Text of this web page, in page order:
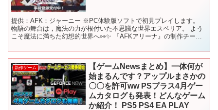
提供：AFK：ジャーニー ※PC体験版ソフトで初見プレイします。
物語の舞台は，魔法の力が根付いた不思議な世界エスペリア。 よう
こそ魔法に満ちた幻想的世界へ👀✨ 『AFKアリーナ』の制作チーム
新作ゲーム
【ゲームNewsまとめ】一体何が
始まるんです？アップルまさかの
〇〇を許可ww PSプラス4月ゲー
ムカタログも発表！どんなゲーム
か紹介！ PS5 PS4 EA PLAY